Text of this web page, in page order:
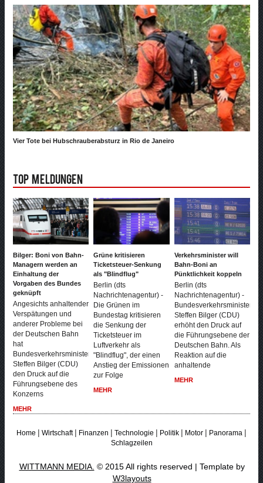
Vier Tote bei Hubschrauberabsturz in Rio de Janeiro
Top Meldungen
Bilger: Boni von Bahn-
Managern werden an
Einhaltung der
Vorgaben des Bundes
geknüpft
Angesichts anhaltender
Verspätungen und
anderer Probleme bei
der Deutschen Bahn
hat
Bundesverkehrsminister
Steffen Bilger (CDU)
den Druck auf die
Führungsebene des
Konzerns
MEHR
Grüne kritisieren
Ticketsteuer-Senkung
als "Blindflug"
Berlin (dts
Nachrichtenagentur) -
Die Grünen im
Bundestag kritisieren
die Senkung der
Ticketsteuer im
Luftverkehr als
"Blindflug", der einen
Anstieg der Emissionen
zur Folge
MEHR
Verkehrsminister will
Bahn-Boni an
Pünktlichkeit koppeln
Berlin (dts
Nachrichtenagentur) -
Bundesverkehrsminister
Steffen Bilger (CDU)
erhöht den Druck auf
die Führungsebene der
Deutschen Bahn. Als
Reaktion auf die
anhaltende
MEHR
Home|Wirtschaft| Finanzen|Technologie| Politik| Motor| Panorama|
Schlagzeilen
WITTMANN MEDIA. © 2015 All rights reserved | Template by
W3layouts